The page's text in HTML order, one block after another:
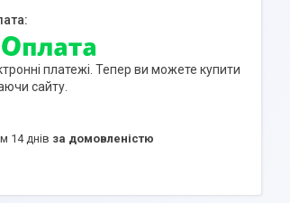
платежі. Тепер ви можете купити
сайту.
14 днів за домовленістю